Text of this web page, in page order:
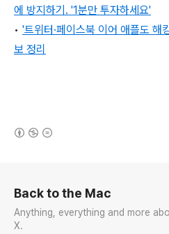
에 방지하기. '1분만 투자하세요'
• '트위터·페이스북 이어 애플도 해
보 정리
Back to the Mac
Anything, everything and more
X.